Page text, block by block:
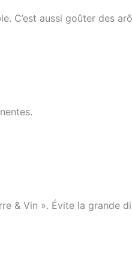
C’est aussi goûter des
& Vin ». Évite la grande